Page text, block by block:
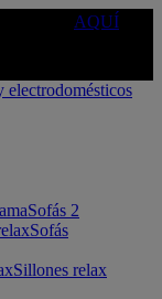
AQUÍ
Sofás 2
Sofás
Sillones relax